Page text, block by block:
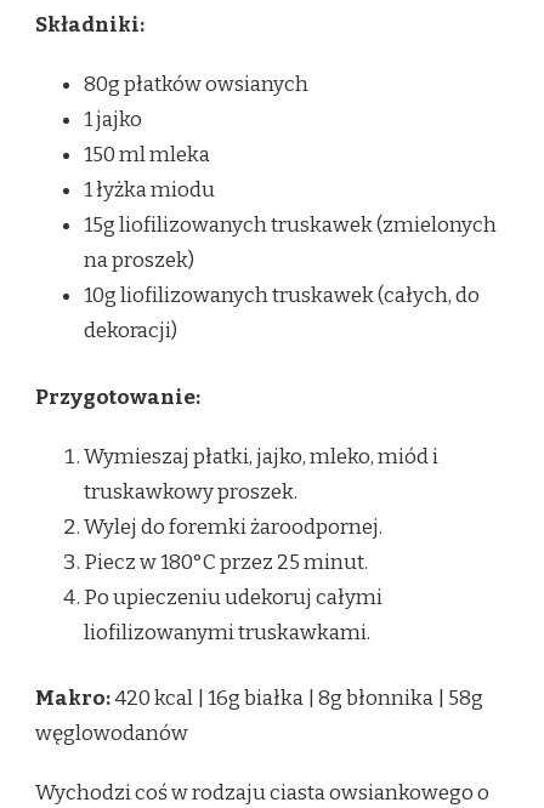
Składniki:
80g płatków owsianych
1 jajko
150 ml mleka
1 łyżka miodu
15g liofilizowanych truskawek (zmielonych
na proszek)
10g liofilizowanych truskawek (całych, do
dekoracji)
Przygotowanie:
Wymieszaj płatki, jajko, mleko, miód i
truskawkowy proszek.
Wylej do foremki żaroodpornej.
Piecz w 180°C przez 25 minut.
Po upieczeniu udekoruj całymi
liofilizowanymi truskawkami.
Makro:420 kcal | 16g białka | 8g błonnika | 58g
węglowodanów
Wychodzi coś w rodzaju ciasta owsiankowego o